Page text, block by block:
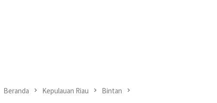
Beranda Kepulauan Riau Bintan